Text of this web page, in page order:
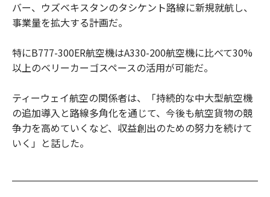
バー、ウズベキスタンのタシケント路線に新規就航し、
事業量を拡大する計画だ。
特にB777-300ER航空機はA330-200航空機に比べて30%
以上のベリーカーゴスペースの活用が可能だ。
ティーウェイ航空の関係者は、「持続的な中大型航空機
の追加導入と路線多角化を通じて、今後も航空貨物の競
争力を高めていくなど、収益創出のための努力を続けて
いく」と話した。